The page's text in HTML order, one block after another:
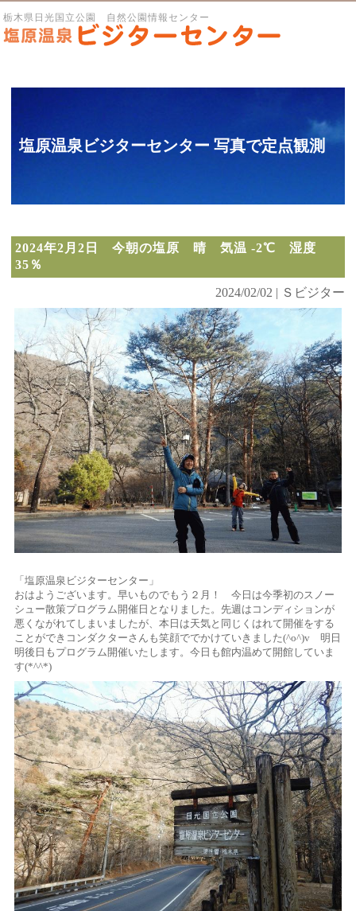
栃木県日光国立公園 自然公園情報センター
塩原温泉ビジターセンター 写真で定点観測
2024年2月2日 今朝の塩原 晴 気温 -2℃ 湿度
35％
2024/02/02 | Ｓビジター
「塩原温泉ビジターセンター」
おはようございます。早いものでもう２月！ 今日は今季初のスノー
シュー散策プログラム開催日となりました。先週はコンディションが
悪くながれてしまいましたが、本日は天気と同じくはれて開催をする
ことができコンダクターさんも笑顔ででかけていきました(^o^)v 明日
明後日もプログラム開催いたします。今日も館内温めて開館していま
す(*^^*)